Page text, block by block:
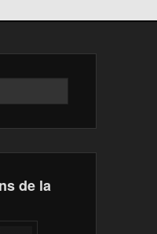
de la